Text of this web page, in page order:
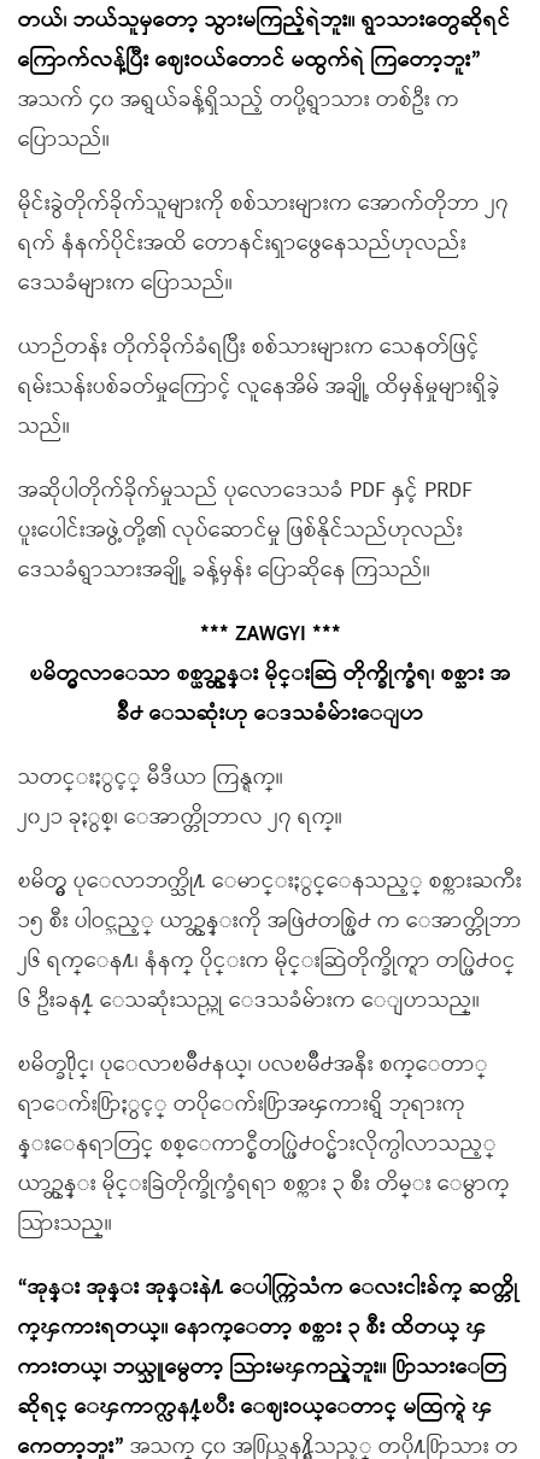
တယ်၊ ဘယ်သူမှတော့ သွားမကြည့်ရဲဘူး။ ရွာသားတွေဆိုရင်
ကြောက်လန့်ပြီး ဈေးဝယ်တောင် မထွက်ရဲ ကြတော့ဘူး”
အသက် ၄၀ အရွယ်ခန့်ရှိသည့် တပို့ရွာသား တစ်ဦး က
ပြောသည်။
မိုင်းခွဲတိုက်ခိုက်သူများကို စစ်သားများက အောက်တိုဘာ ၂၇
ရက် နံနက်ပိုင်းအထိ တောနင်းရှာဖွေနေသည်ဟုလည်း
ဒေသခံများက ပြောသည်။
ယာဉ်တန်း တိုက်ခိုက်ခံရပြီး စစ်သားများက သေနတ်ဖြင့်
ရမ်းသန်းပစ်ခတ်မှုကြောင့် လူနေအိမ် အချို့ ထိမှန်မှုများရှိခဲ့
သည်။
အဆိုပါတိုက်ခိုက်မှုသည် ပုလောဒေသခံ PDF နှင့် PRDF
ပူးပေါင်းအဖွဲ့တို့၏ လုပ်ဆောင်မှု ဖြစ်နိုင်သည်ဟုလည်း
ဒေသခံရွာသားအချို့ ခန့်မှန်း ပြောဆိုနေ ကြသည်။
*** ZAWGYI ***
ၿမိတ္မွလာေသာ စစ္ယာဥ္တန္း မိုင္းဆြဲ တိုက္ခိုက္ခံရ၊ စစ္သား အ
ခ်ိဳ႕ ေသဆုံးဟု ေဒသခံမ်ားေျပာ
သတင္းႏွင့္ မီဒီယာ ကြန္ရက္။
၂၀၂၁ ခုႏွစ္၊ ေအာက္တိုဘာလ ၂၇ ရက္။
ၿမိတ္မွ ပုေလာဘက္သို႔ ေမာင္းႏွင္ေနသည့္ စစ္ကားႀကီး
၁၅ စီး ပါဝင္သည့္ ယာဥ္တန္းကို အဖြဲ႕တစ္ဖြဲ႕ က ေအာက္တိုဘာ
၂၆ ရက္ေန႔၊ နံနက္ ပိုင္းက မိုင္းဆြဲတိုက္ခိုက္ရာ တပ္ဖြဲ႕ဝင္
၆ ဦးခန႔္ ေသဆုံးသည္ဟု ေဒသခံမ်ားက ေျပာသည္။
ၿမိတ္ခ႐ိုင္၊ ပုေလာၿမိဳ႕နယ္၊ ပလၿမိဳ႕အနီး စက္ေတာ္
ရာေက်း႐ြာႏွင့္ တပိုေက်း႐ြာအၾကားရွိ ဘုရားကု
န္းေနရာတြင္ စစ္ေကာင္စီတပ္ဖြဲ႕ဝင္မ်ားလိုက္ပါလာသည့္
ယာဥ္တန္း မိုင္းခြဲတိုက္ခိုက္ခံရရာ စစ္ကား ၃ စီး တိမ္း ေမွာက္
သြားသည္။
“အုန္း အုန္း အုန္းနဲ႔ ေပါက္ကြဲသံက ေလးငါးခ်က္ ဆက္တို
က္ၾကားရတယ္။ ေနာက္ေတာ့ စစ္ကား ၃ စီး ထိတယ္ ၾ
ကားတယ္၊ ဘယ္သူမွေတာ့ သြားမၾကည့္ရဲဘူး။ ႐ြာသားေတြ
ဆိုရင္ ေၾကာက္လန႔္ၿပီး ေဈးဝယ္ေတာင္ မထြက္ရဲ ၾ
ကေတာ့ဘူး” အသက္ ၄၀ အ႐ြယ္ခန႔္ရွိသည့္ တပို႔႐ြာသား တ